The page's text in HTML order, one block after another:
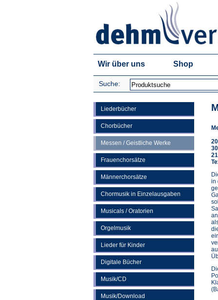
Wir über uns Shop
Suche:
Liederbücher
Chorbücher
Messen / Geistliche Werke
Frauenchorsätze
Männerchorsätze
Chormusik in Einzelausgaben
Musicals / Oratorien
Orgelmusik
Lieder für Kinder
Digitale Bücher
Musik/CD
Musik/Download
in